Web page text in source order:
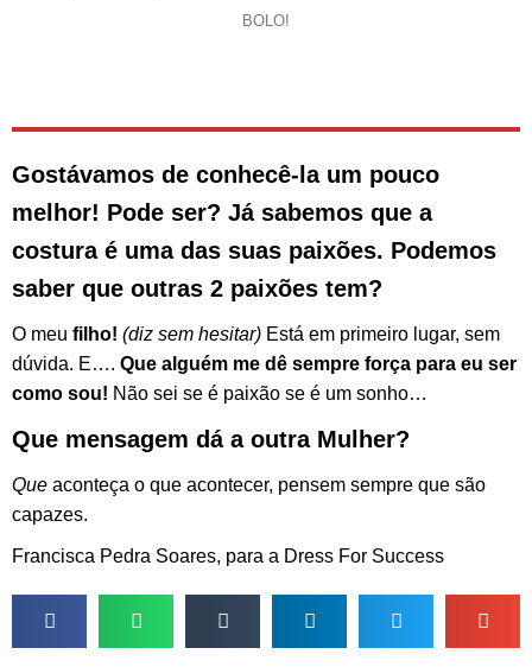
BOLO!
Gostávamos de conhecê-la um pouco
melhor! Pode ser? Já sabemos que a
costura é uma das suas paixões. Podemos
saber que outras 2 paixões tem?
O meu filho! (diz sem hesitar) Está em primeiro lugar, sem
dúvida. E…. Que alguém me dê sempre força para eu ser
como sou! Não sei se é paixão se é um sonho…
Que mensagem dá a outra Mulher?
Que aconteça o que acontecer, pensem sempre que são
capazes.
Francisca Pedra Soares, para a Dress For Success